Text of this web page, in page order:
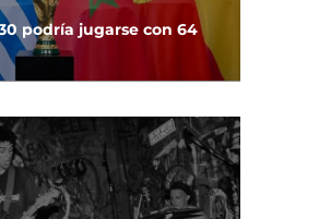
podría jugarse con 64